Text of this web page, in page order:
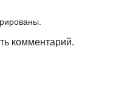
комментарий.